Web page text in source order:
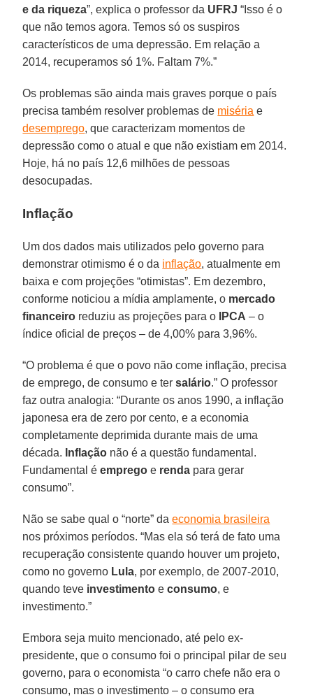
e da riqueza”, explica o professor da UFRJ “Isso é o
que não temos agora. Temos só os suspiros
característicos de uma depressão. Em relação a
2014, recuperamos só 1%. Faltam 7%.”
Os problemas são ainda mais graves porque o país
precisa também resolver problemas de miséria e
desemprego, que caracterizam momentos de
depressão como o atual e que não existiam em 2014.
Hoje, há no país 12,6 milhões de pessoas
desocupadas.
Inflação
Um dos dados mais utilizados pelo governo para
demonstrar otimismo é o da inflação, atualmente em
baixa e com projeções “otimistas”. Em dezembro,
conforme noticiou a mídia amplamente, o mercado
financeiro reduziu as projeções para o IPCA – o
índice oficial de preços – de 4,00% para 3,96%.
“O problema é que o povo não come inflação, precisa
de emprego, de consumo e tersalário.” O professor
faz outra analogia: “Durante os anos 1990, a inflação
japonesa era de zero por cento, e a economia
completamente deprimida durante mais de uma
década. Inflação não é a questão fundamental.
Fundamental éemprego e renda para gerar
consumo”.
Não se sabe qual o “norte” daeconomia brasileira
nos próximos períodos. “Mas ela só terá de fato uma
recuperação consistente quando houver um projeto,
como no governo Lula, por exemplo, de 2007-2010,
quando teve investimento econsumo, e
investimento.”
Embora seja muito mencionado, até pelo ex-
presidente, que o consumo foi o principal pilar de seu
governo, para o economista “o carro chefe não era o
consumo, mas o investimento – o consumo era